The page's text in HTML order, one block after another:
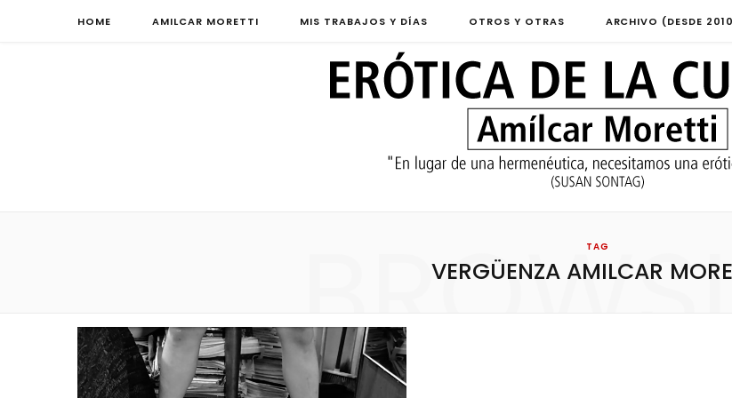
HOME AMILCAR MORETTI MIS TRABAJOS Y DÍAS OTROS Y OTRAS ARCHIVO (DESDE
TAG
VERGÜENZA AMILCAR